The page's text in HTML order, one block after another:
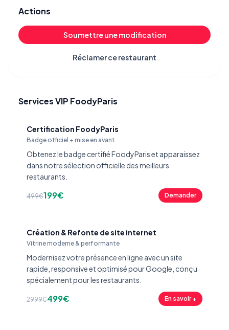
Actions
Soumettre une modification
Réclamer ce restaurant
Services VIP FoodyParis
Certification FoodyParis
Badge officiel + mise en avant
Obtenez le badge certifié FoodyParis et apparaissez
dans notre sélection officielle des meilleurs
restaurants.
499€199€ Demander
Création & Refonte de site internet
Vitrine moderne & performante
Modernisez votre présence en ligne avec un site
rapide, responsive et optimisé pour Google, conçu
spécialement pour les restaurants.
2999€499€ En savoir +